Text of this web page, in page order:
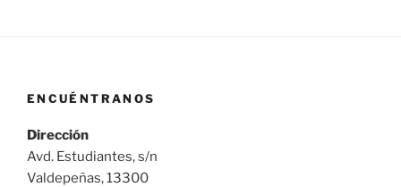
ENCUÉNTRANOS
Dirección
Avd. Estudiantes, s/n
Valdepeñas, 13300